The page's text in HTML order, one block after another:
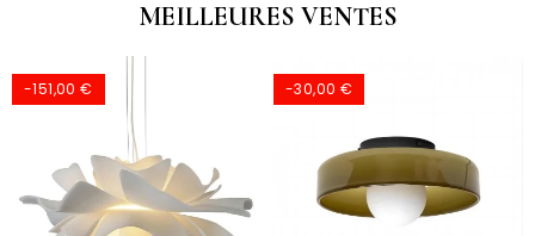
MEILLEURES VENTES
-151,00 € -30,00 €